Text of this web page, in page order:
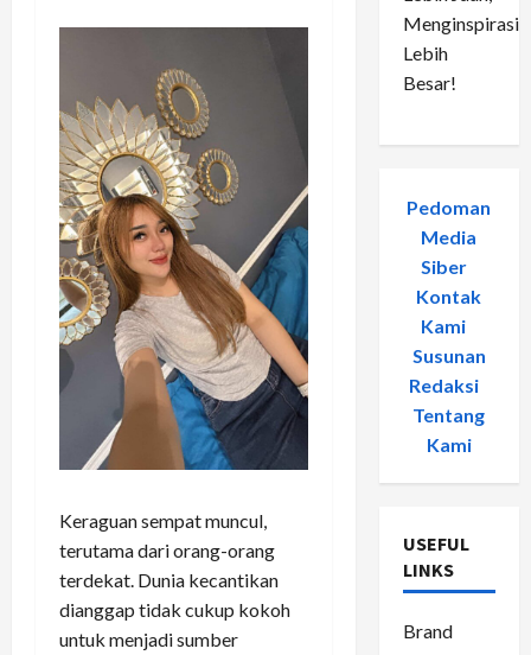
Keraguan sempat muncul,
terutama dari orang-orang
terdekat. Dunia kecantikan
dianggap tidak cukup kokoh
untuk menjadi sumber
Menginspirasi
Lebih
Besar!
Pedoman
Media
Siber-
Kontak
Kami
Susunan
Redaksi-
Tentang
Kami
USEFUL
LINKS
Brand